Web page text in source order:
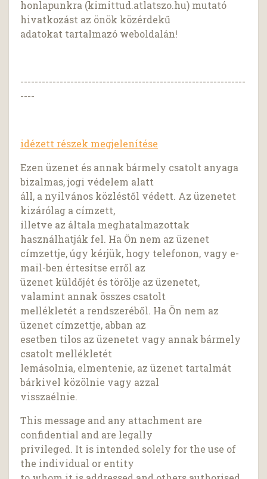
honlapunkra (kimittud.atlatszo.hu) mutató
hivatkozást az önök közérdekű
adatokat tartalmazó weboldalán!
---------------------------------------------------------------
----
idézett részek megjelenítése
Ezen üzenet és annak bármely csatolt anyaga
bizalmas, jogi védelem alatt
áll, a nyilvános közléstől védett. Az üzenetet
kizárólag a címzett,
illetve az általa meghatalmazottak
használhatják fel. Ha Ön nem az üzenet
címzettje, úgy kérjük, hogy telefonon, vagy e-
mail-ben értesítse erről az
üzenet küldőjét és törölje az üzenetet,
valamint annak összes csatolt
mellékletét a rendszeréből. Ha Ön nem az
üzenet címzettje, abban az
esetben tilos az üzenetet vagy annak bármely
csatolt mellékletét
lemásolnia, elmentenie, az üzenet tartalmát
bárkivel közölnie vagy azzal
visszaélnie.
This message and any attachment are
confidential and are legally
privileged. It is intended solely for the use of
the individual or entity